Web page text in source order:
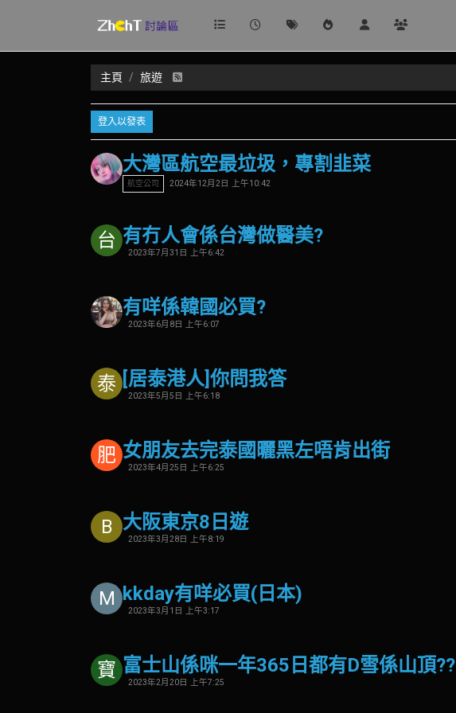
主頁 旅遊
登入以發表
大灣區航空最垃圾，專割韭菜
航空公司 2024年12月2日 上午10:42
台 有冇人會係台灣做醫美?
2023年7月31日 上午6:42
有咩係韓國必買?
2023年6月8日 上午6:07
泰 [居泰港人]你問我答
2023年5月5日 上午6:18
肥 女朋友去完泰國曬黑左唔肯出街
2023年4月25日 上午6:25
B 大阪東京8日遊
2023年3月28日 上午8:19
M kkday有咩必買(日本)
2023年3月1日 上午3:17
寶 富士山係咪一年365日都有D雪係山頂??
2023年2月20日 上午7:25